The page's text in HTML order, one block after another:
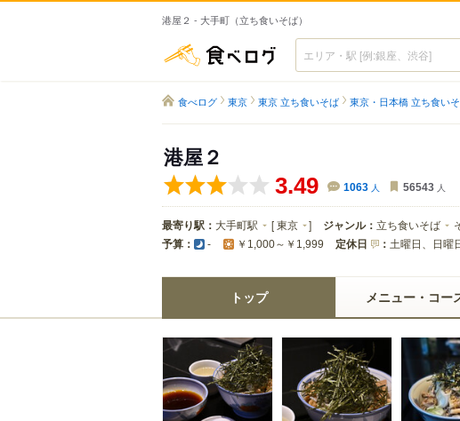
港屋２ - 大手町（立ち食いそば）
食べログ
食べログ 東京 東京 立ち食いそば 東京・日本橋 立ち食い
港屋２
3.49 1063 人 56543 人
最寄り駅： 大手町駅 [東京 ] ジャンル： 立ち食いそば
予算： - ￥1,000～￥1,999 定休日 ： 土曜日、日曜
トップ メニュー・コー